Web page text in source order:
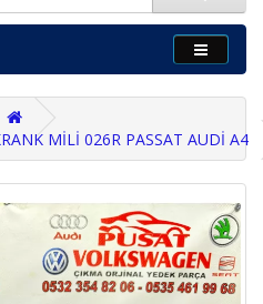
MİLİ 026R PASSAT AUDİ A4